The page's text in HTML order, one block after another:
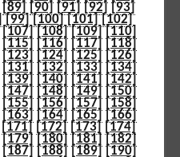
[89] [90] [91] [92] [93]
[99] [100] [101] [102]
[107] [108] [109] [110]
[115] [116] [117] [118]
[123] [124] [125] [126]
[131] [132] [133] [134]
[139] [140] [141] [142]
[147] [148] [149] [150]
[155] [156] [157] [158]
[163] [164] [165] [166]
[171] [172] [173] [174]
[179] [180] [181] [182]
[187] [188] [189] [190]